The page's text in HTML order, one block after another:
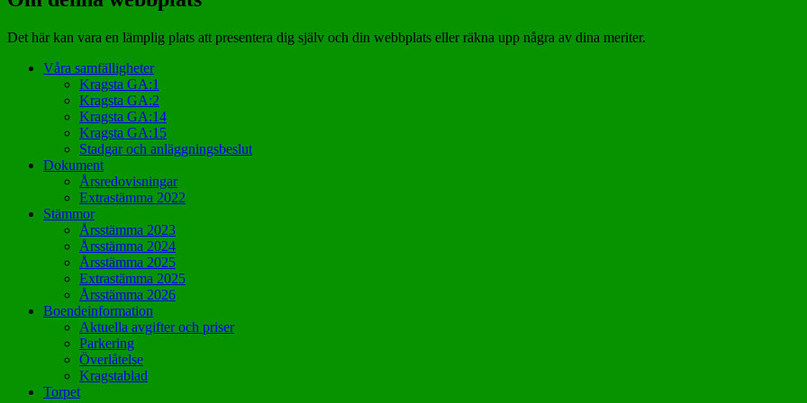
Det här kan vara en lämplig plats att presentera dig själv och din webbplats eller räkna upp några av dina meriter.
Våra samfälligheter
Kragsta GA:1
Kragsta GA:2
Kragsta GA:14
Kragsta GA:15
Stadgar och anläggningsbeslut
Dokument
Årsredovisningar
Extrastämma 2022
Stämmor
Årsstämma 2023
Årsstämma 2024
Årsstämma 2025
Extrastämma 2025
Årsstämma 2026
Boendeinformation
Aktuella avgifter och priser
Parkering
Överlåtelse
Kragstablad
Torpet